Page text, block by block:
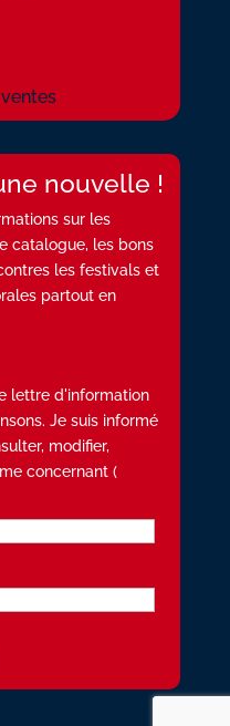
nouvelle !
sur les
catalogue, les bons
les festivals et
partout en
lettre d'information
Je suis informé
modifier,
concernant (